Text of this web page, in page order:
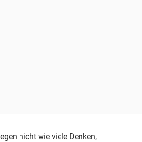
nicht wie viele Denken,